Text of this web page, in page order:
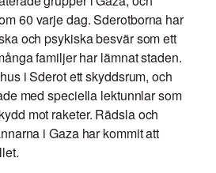
60 varje dag. Sderotborna har
och psykiska besvär som ett
familjer har lämnat staden.
i Sderot ett skyddsrum, och
med speciella lektunnlar som
mot raketer. Rädsla och
i Gaza har kommit att